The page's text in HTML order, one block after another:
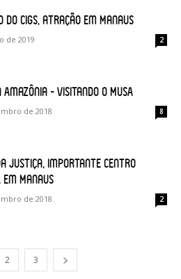
do CIGS, atração em Manaus
de 2019 2
Amazônia – Visitando o MUSA
de 2018 8
Justiça, importante Centro
Manaus
de 2018 2
2 3